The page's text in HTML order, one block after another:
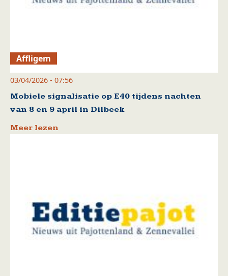
Affligem
03/04/2026 - 07:56
Mobiele signalisatie op E40 tijdens nachten
van 8 en 9 april in Dilbeek
Meer lezen